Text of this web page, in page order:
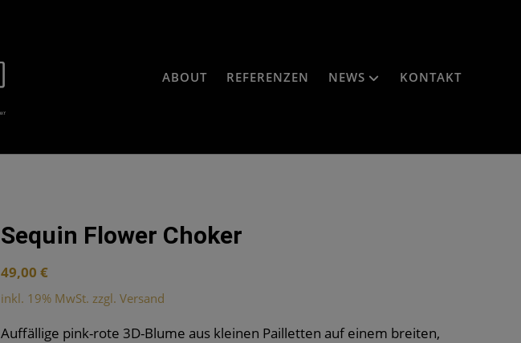
ABOUT REFERENZEN NEWS KONTAKT
Sequin Flower Choker
49,00€
inkl. 19% MwSt. zzgl. Versand
Auffällige pink-rote 3D-Blume aus kleinen Pailletten auf einem breiten,